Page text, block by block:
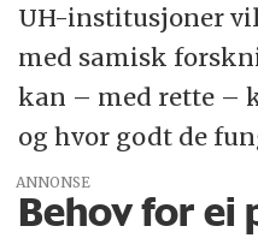
UH-institusjoner
med samisk
kan – med rette –
og hvor godt de
ANNONSE
Behov for ei